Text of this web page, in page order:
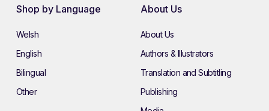
Shop by Language
Welsh
English
Bilingual
Other
About Us
About Us
Authors & Illustrators
Translation and Subtitling
Publishing